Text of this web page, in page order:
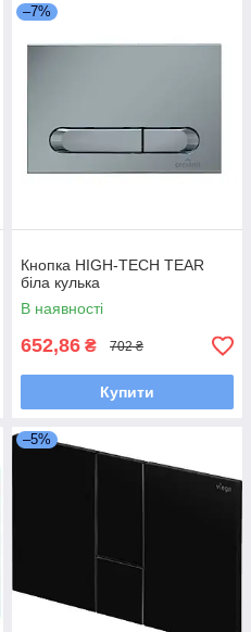
–7%
Кнопка HIGH-TECH TEAR
біла кулька
В наявності
652,86 ₴ 702 ₴
Купити
–5%